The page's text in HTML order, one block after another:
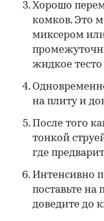
Хорошо
комков. Это
миксером
жидкое
на плиту и
После того
тонкой
где
Интенсивно
поставьте на
доведите до